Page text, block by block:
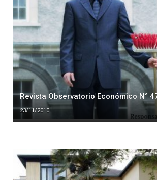
Revista Observatorio Económico N°
23/11/2010